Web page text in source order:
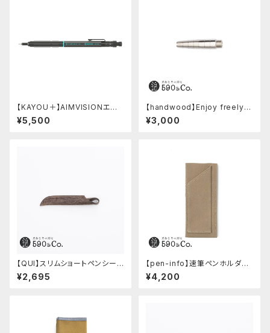
【KAYOU＋】AIMVISIONエイ
ムビジョン (ストーンブラック)
¥5,500
【handwood】Enjoy freely
前軸 (ステンレス)
¥3,000
【QUI】スリムショートペンシー
ス・クードゥー (ストーン)
¥2,695
【pen-info】速筆ペンホルダー
A5スナップパッド590&Co.別注
色 (ベージュ)
¥4,200